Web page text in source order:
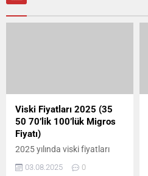
Viski Fiyatları 2025 (35
50 70’lik 100’lük Migros
Fiyatı)
2025 yılında viski fiyatları
yeniden güncellendi ve fiyat
artışlarının önümüzdeki
03.08.2025 0